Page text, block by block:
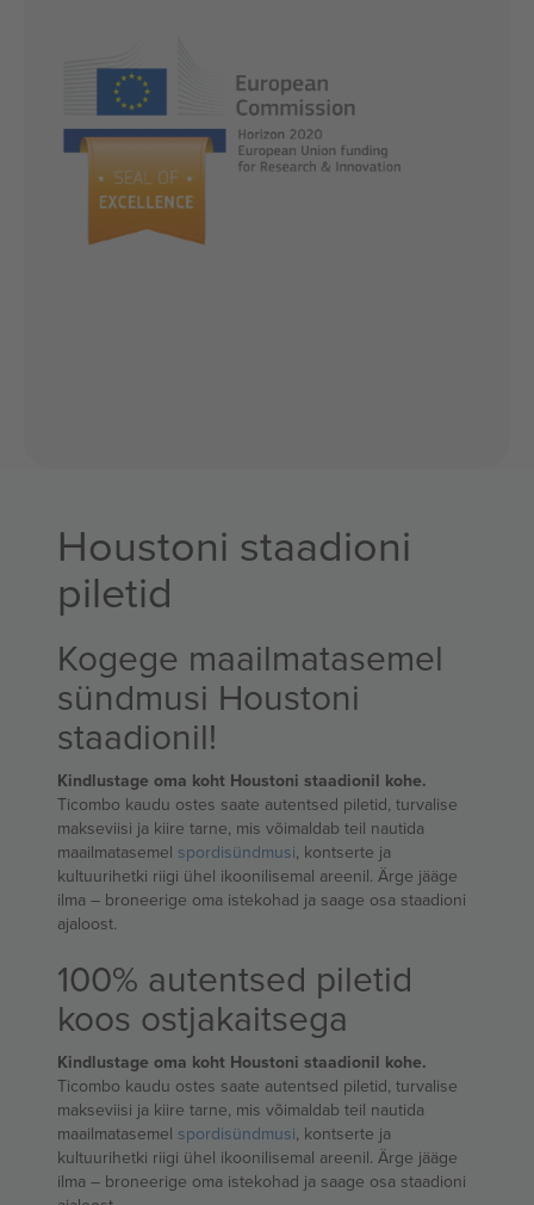
Houstoni staadioni
piletid
Kogege maailmatasemel
sündmusi Houstoni
staadionil!
Kindlustage oma koht Houstoni staadionil kohe.
Ticombo kaudu ostes saate autentsed piletid, turvalise
makseviisi ja kiire tarne, mis võimaldab teil nautida
maailmatasemel spordisündmusi, kontserte ja
kultuurihetki riigi ühel ikoonilisemal areenil. Ärge jääge
ilma – broneerige oma istekohad ja saage osa staadioni
ajaloost.
100% autentsed piletid
koos ostjakaitsega
Kindlustage oma koht Houstoni staadionil kohe.
Ticombo kaudu ostes saate autentsed piletid, turvalise
makseviisi ja kiire tarne, mis võimaldab teil nautida
maailmatasemel spordisündmusi, kontserte ja
kultuurihetki riigi ühel ikoonilisemal areenil. Ärge jääge
ilma – broneerige oma istekohad ja saage osa staadioni